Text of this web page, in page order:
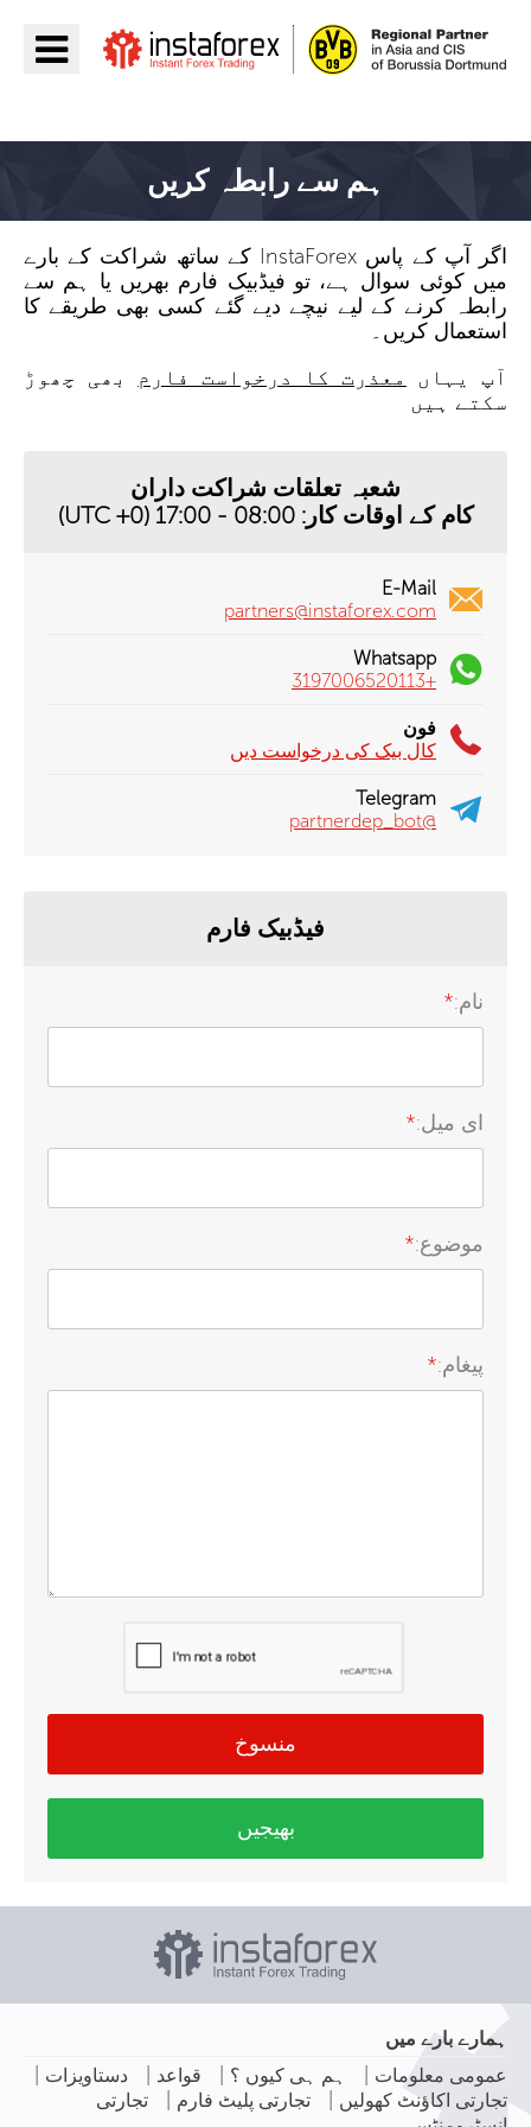
ہم سے رابطہ کریں
اگر آپ کے پاس InstaForex کے ساتھ شراکت کے بارے
میں کوئی سوال ہے، تو فیڈبیک فارم بھریں یا ہم سے
رابطہ کرنے کے لیے نیچے دیے گئے کسی بھی طریقے کا
استعمال کریں۔
آپ یہاں
معذرت کا درخواست فارم بھی چھوڑ
سکتے ہیں
شعبہ تعلقات شراکت داران
کام کے اوقات کار: 08:00 - 17:00 (UTC +0)
E-Mail
partners@instaforex.com
Whatsapp
+3197006520113
فون
کال بیک کی درخواست دیں
Telegram
@partnerdep_bot
فیڈبیک فارم
نام: *
ای میل: *
موضوع: *
پیغام: *
منسوخ
بھیجیں
ہمارے بارے میں
عمومی معلومات | ہم ہی کیوں ؟ | قواعد | دستاویزات |
تجارتی اکاؤنٹ کھولیں | تجارتی پلیٹ فارم |
تجارتی